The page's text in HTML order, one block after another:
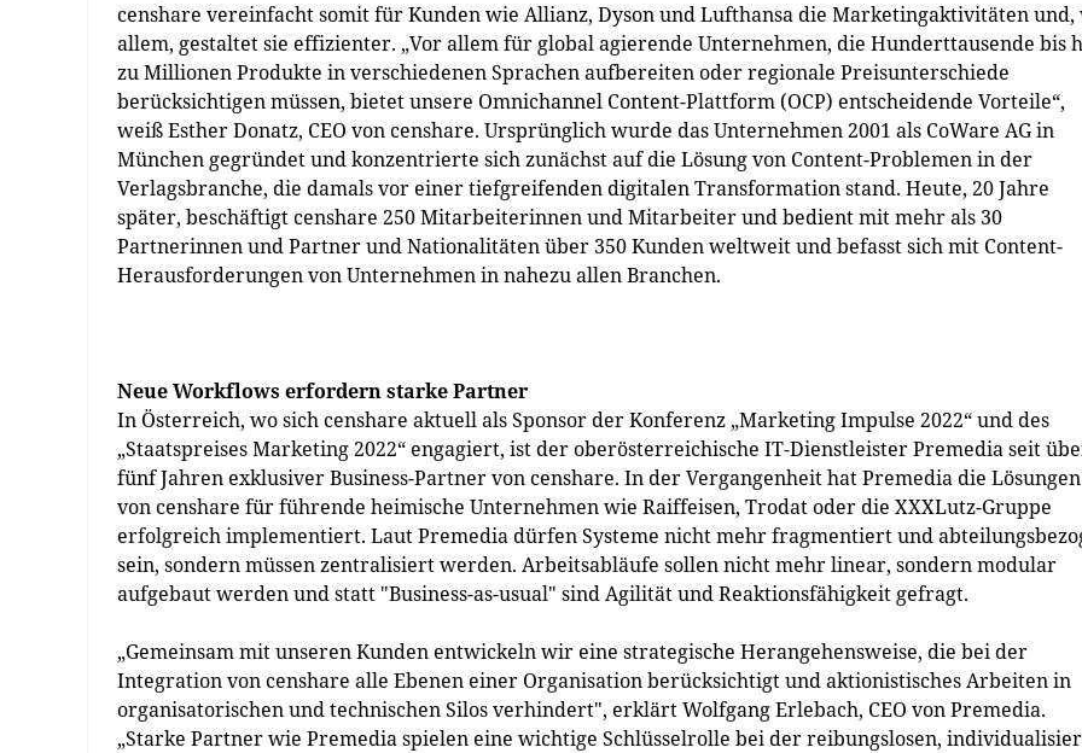
censhare vereinfacht somit für Kunden wie Allianz, Dyson und Lufthansa die Marketingaktivitäten und,
allem, gestaltet sie effizienter. „Vor allem für global agierende Unternehmen, die Hunderttausende bis
zu Millionen Produkte in verschiedenen Sprachen aufbereiten oder regionale Preisunterschiede
berücksichtigen müssen, bietet unsere Omnichannel Content-Plattform (OCP) entscheidende Vorteile“,
weiß Esther Donatz, CEO von censhare. Ursprünglich wurde das Unternehmen 2001 als CoWare AG in
München gegründet und konzentrierte sich zunächst auf die Lösung von Content-Problemen in der
Verlagsbranche, die damals vor einer tiefgreifenden digitalen Transformation stand. Heute, 20 Jahre
später, beschäftigt censhare 250 Mitarbeiterinnen und Mitarbeiter und bedient mit mehr als 30
Partnerinnen und Partner und Nationalitäten über 350 Kunden weltweit und befasst sich mit Content-
Herausforderungen von Unternehmen in nahezu allen Branchen.
Neue Workflows erfordern starke Partner
In Österreich, wo sich censhare aktuell als Sponsor der Konferenz „Marketing Impulse 2022“ und des
„Staatspreises Marketing 2022“ engagiert, ist der oberösterreichische IT-Dienstleister Premedia seit
fünf Jahren exklusiver Business-Partner von censhare. In der Vergangenheit hat Premedia die Lösungen
von censhare für führende heimische Unternehmen wie Raiffeisen, Trodat oder die XXXLutz-Gruppe
erfolgreich implementiert. Laut Premedia dürfen Systeme nicht mehr fragmentiert und
sein, sondern müssen zentralisiert werden. Arbeitsabläufe sollen nicht mehr linear, sondern modular
aufgebaut werden und statt "Business-as-usual" sind Agilität und Reaktionsfähigkeit gefragt.
„Gemeinsam mit unseren Kunden entwickeln wir eine strategische Herangehensweise, die bei der
Integration von censhare alle Ebenen einer Organisation berücksichtigt und aktionistisches Arbeiten in
organisatorischen und technischen Silos verhindert", erklärt Wolfgang Erlebach, CEO von Premedia.
„Starke Partner wie Premedia spielen eine wichtige Schlüsselrolle bei der reibungslosen,